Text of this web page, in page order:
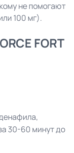
не помогают
100 мг).
FORT
30-60 минут до